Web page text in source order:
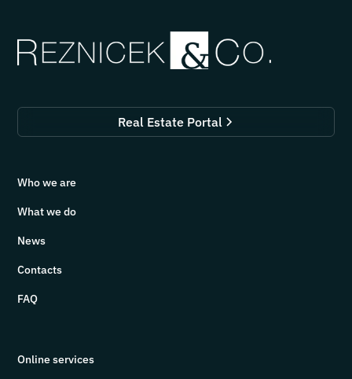
Real Estate Portal
Who we are
What we do
News
Contacts
FAQ
Online services